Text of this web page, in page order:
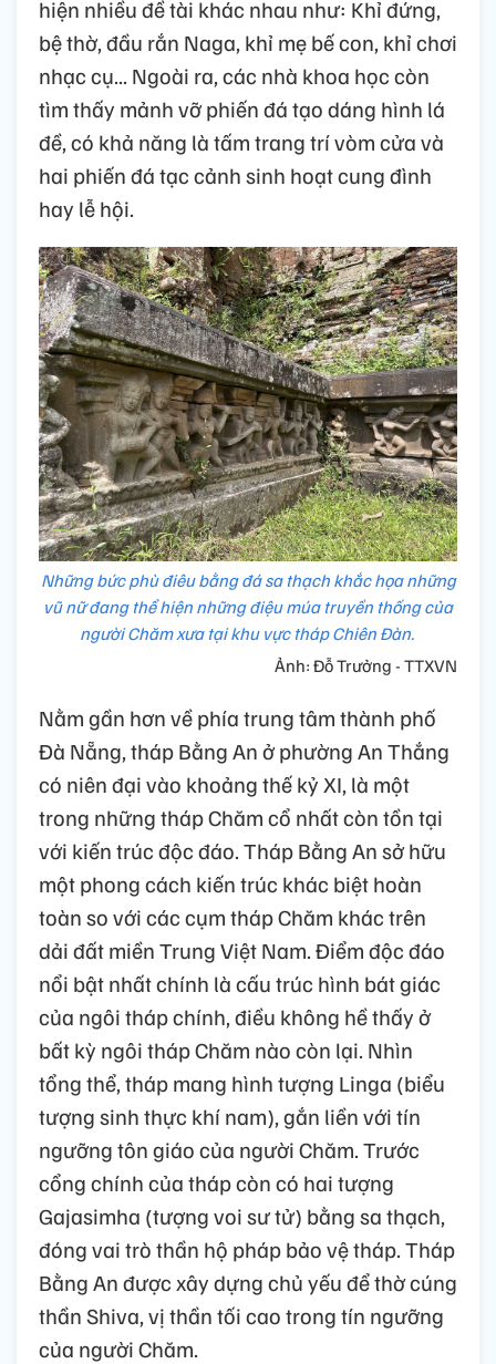
hiện nhiều đề tài khác nhau như: Khỉ đứng,
bệ thờ, đầu rắn Naga, khỉ mẹ bế con, khỉ chơi
nhạc cụ... Ngoài ra, các nhà khoa học còn
tìm thấy mảnh vỡ phiến đá tạo dáng hình lá
đề, có khả năng là tấm trang trí vòm cửa và
hai phiến đá tạc cảnh sinh hoạt cung đình
hay lễ hội.
Những bức phù điêu bằng đá sa thạch khắc họa những
vũ nữ đang thể hiện những điệu múa truyền thống của
người Chăm xưa tại khu vực tháp Chiên Đàn.
Ảnh: Đỗ Trưởng - TTXVN
Nằm gần hơn về phía trung tâm thành phố
Đà Nẵng, tháp Bằng An ở phường An Thắng
có niên đại vào khoảng thế kỷ XI, là một
trong những tháp Chăm cổ nhất còn tồn tại
với kiến trúc độc đáo. Tháp Bằng An sở hữu
một phong cách kiến trúc khác biệt hoàn
toàn so với các cụm tháp Chăm khác trên
dải đất miền Trung Việt Nam. Điểm độc đáo
nổi bật nhất chính là cấu trúc hình bát giác
của ngôi tháp chính, điều không hề thấy ở
bất kỳ ngôi tháp Chăm nào còn lại. Nhìn
tổng thể, tháp mang hình tượng Linga (biểu
tượng sinh thực khí nam), gắn liền với tín
ngưỡng tôn giáo của người Chăm. Trước
cổng chính của tháp còn có hai tượng
Gajasimha (tượng voi sư tử) bằng sa thạch,
đóng vai trò thần hộ pháp bảo vệ tháp. Tháp
Bằng An được xây dựng chủ yếu để thờ cúng
thần Shiva, vị thần tối cao trong tín ngưỡng
của người Chăm.